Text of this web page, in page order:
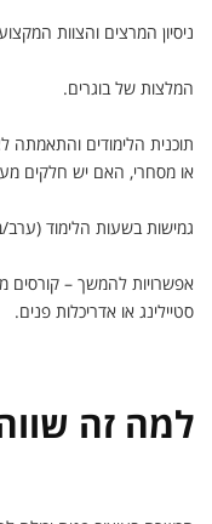
ניסיון המרצים והצוות
המלצות של בוגרים.
תוכנית הלימודים
או מסחרי, האם יש חלקים
גמישות בשעות הלימוד (ערב/
אפשרויות להמשך – קורסים
סטיילינג או אדריכלות פנים.
למה זה